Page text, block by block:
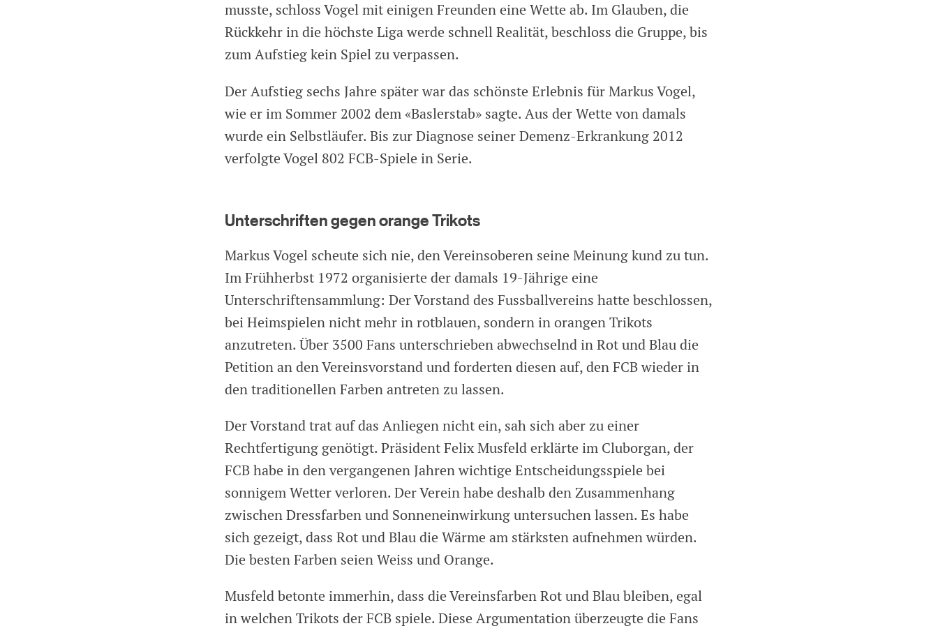
musste, schloss Vogel mit einigen Freunden eine Wette ab. Im Glauben, die
Rückkehr in die höchste Liga werde schnell Realität, beschloss die Gruppe, bis
zum Aufstieg kein Spiel zu verpassen.
Der Aufstieg sechs Jahre später war das schönste Erlebnis für Markus Vogel,
wie er im Sommer 2002 dem «Baslerstab» sagte. Aus der Wette von damals
wurde ein Selbstläufer. Bis zur Diagnose seiner Demenz-Erkrankung 2012
verfolgte Vogel 802 FCB-Spiele in Serie.
Unterschriften gegen orange Trikots
Markus Vogel scheute sich nie, den Vereinsoberen seine Meinung kund zu tun.
Im Frühherbst 1972 organisierte der damals 19-Jährige eine
Unterschriftensammlung: Der Vorstand des Fussballvereins hatte beschlossen,
bei Heimspielen nicht mehr in rotblauen, sondern in orangen Trikots
anzutreten. Über 3500 Fans unterschrieben abwechselnd in Rot und Blau die
Petition an den Vereinsvorstand und forderten diesen auf, den FCB wieder in
den traditionellen Farben antreten zu lassen.
Der Vorstand trat auf das Anliegen nicht ein, sah sich aber zu einer
Rechtfertigung genötigt. Präsident Felix Musfeld erklärte im Cluborgan, der
FCB habe in den vergangenen Jahren wichtige Entscheidungsspiele bei
sonnigem Wetter verloren. Der Verein habe deshalb den Zusammenhang
zwischen Dressfarben und Sonneneinwirkung untersuchen lassen. Es habe
sich gezeigt, dass Rot und Blau die Wärme am stärksten aufnehmen würden.
Die besten Farben seien Weiss und Orange.
Musfeld betonte immerhin, dass die Vereinsfarben Rot und Blau bleiben, egal
in welchen Trikots der FCB spiele. Diese Argumentation überzeugte die Fans